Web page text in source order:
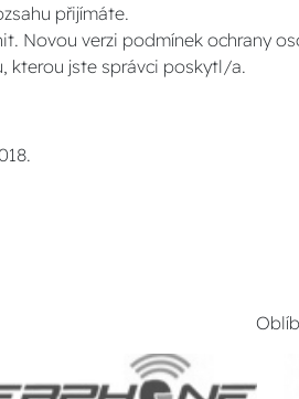
přijímáte.
Novou verzi podmínek ochrany
kterou jste správci poskytl/a.